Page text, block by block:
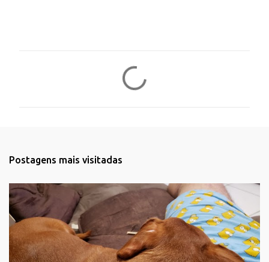
r
i
o
s
Postagens mais visitadas